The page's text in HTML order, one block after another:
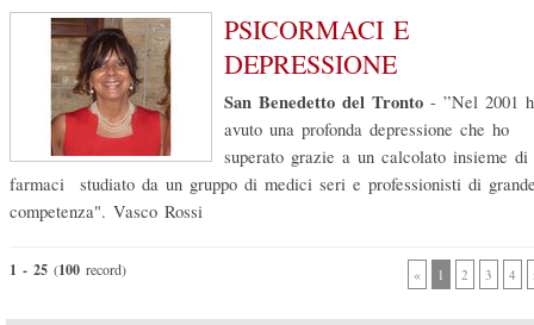
PSICORMACI E
DEPRESSIONE
San Benedetto del Tronto - ”Nel 2001
avuto una profonda depressione che ho
superato grazie a un calcolato insieme di
farmaci studiato da un gruppo di medici seri e professionisti di
competenza". Vasco Rossi
1 - 25 (100 record) « 1 2 3 4